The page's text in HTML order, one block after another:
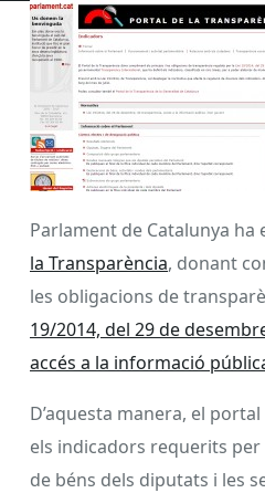
Parlament de Catalunya ha
la Transparència, donant
les obligacions de
19/2014, del 29 de
accés a la informació
D’aquesta manera, el
els indicadors requerits
de béns dels diputats i les